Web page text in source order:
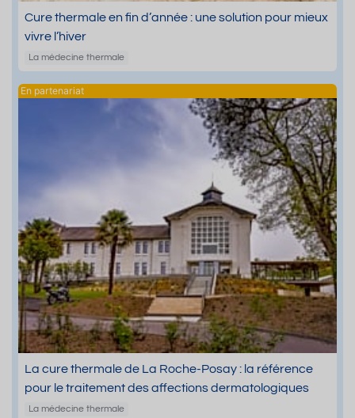
Cure thermale en fin d’année : une solution pour mieux
vivre l’hiver
La médecine thermale
La cure thermale de La Roche-Posay : la référence
pour le traitement des affections dermatologiques
La médecine thermale